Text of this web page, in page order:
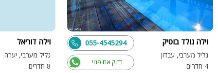
וילה גולד בוטיק
גליל מערבי, עבדון
4 חדרים
בדוק אם פנוי
055-4545294 וילה דוריאל
גליל מערבי, יערה
8 חדרים